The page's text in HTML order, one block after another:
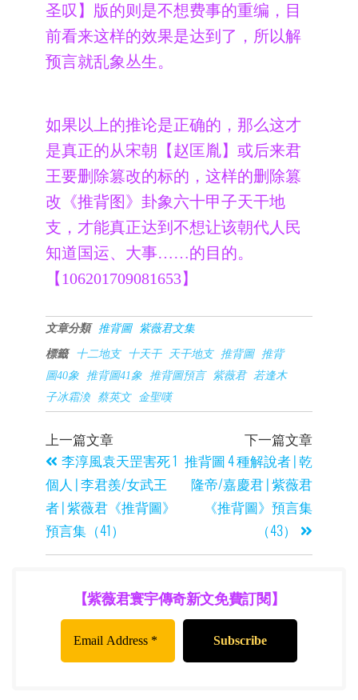
圣叹】版的则是不想费事的重编，目
前看来这样的效果是达到了，所以解
预言就乱象丛生。
如果以上的推论是正确的，那么这才
是真正的从宋朝【赵匡胤】或后来君
王要删除篡改的标的，这样的删除篡
改《推背图》卦象六十甲子天干地
支，才能真正达到不想让该朝代人民
知道国运、大事……的目的。
【106201709081653】
文章分類 推背圖 紫薇君文集
標籤 十二地支 十天干 天干地支 推背圖
推背
圖40象
推背圖41象 推背圖預言 紫薇君
若逢木
子冰霜渙
蔡英文 金聖嘆
上一篇文章
李淳風袁天罡害死 1
個人 | 李君羨/女武王
者 | 紫薇君《推背圖》
預言集（41）
下一篇文章
推背圖 4 種解說者 | 乾
隆帝/嘉慶君 | 紫薇君
《推背圖》預言集
（43）
【紫薇君寰宇傳奇新文免費訂閱】